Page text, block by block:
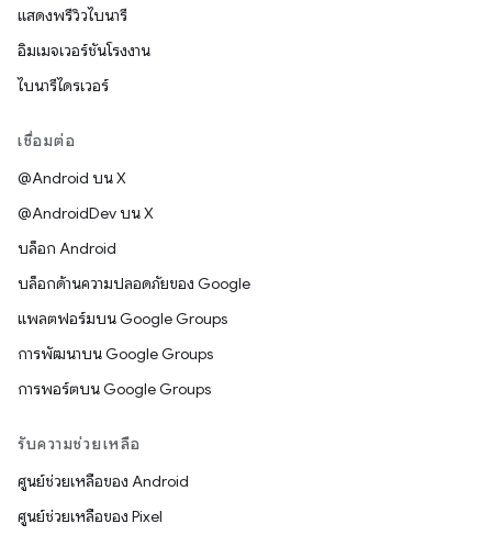
แสดงพรีวิวไบนารี
อิมเมจเวอร์ชันโรงงาน
ไบนารีไดรเวอร์
เชื่อมต่อ
@Android บน X
@AndroidDev บน X
บล็อก Android
บล็อกด้านความปลอดภัยของ Google
แพลตฟอร์มบน Google Groups
การพัฒนาบน Google Groups
การพอร์ตบน Google Groups
รับความช่วยเหลือ
ศูนย์ช่วยเหลือของ Android
ศูนย์ช่วยเหลือของ Pixel